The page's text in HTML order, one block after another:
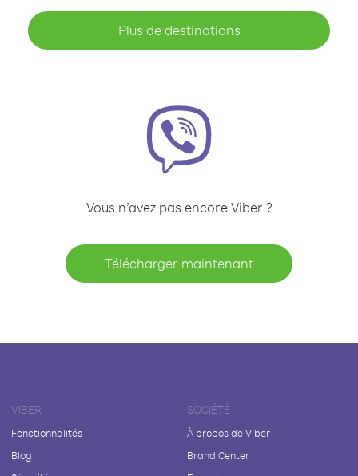
Plus de destinations
Vous n’avez pas encore Viber ?
Télécharger maintenant
VIBER
Fonctionnalités
Blog
SOCIÉTÉ
À propos de Viber
Brand Center